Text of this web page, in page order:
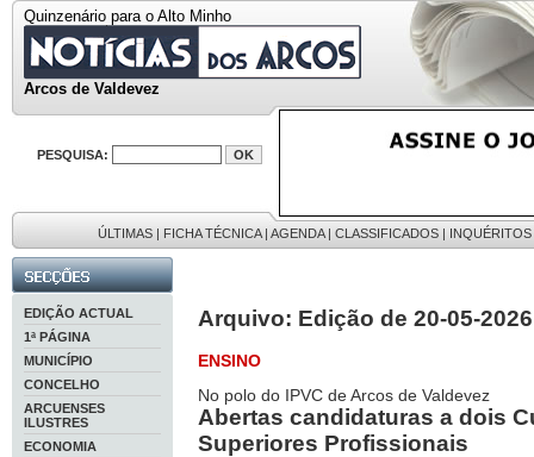
Quinzenário para o Alto Minho
Arcos de Valdevez
PESQUISA:
ÚLTIMAS | FICHA TÉCNICA| AGENDA| CLASSIFICADOS | INQUÉRITOS
EDIÇÃO ACTUAL
1ª PÁGINA
MUNICÍPIO
CONCELHO
ARCUENSES
ILUSTRES
ECONOMIA
Arquivo: Edição de 20-05-2026
ENSINO
No polo do IPVC de Arcos de Valdevez
Abertas candidaturas a dois
Superiores Profissionais